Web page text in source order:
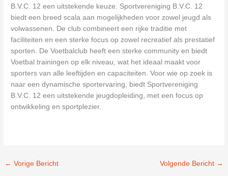
B.V.C. 12 een uitstekende keuze. Sportvereniging B.V.C. 12
biedt een breed scala aan mogelijkheden voor zowel jeugd als
volwassenen. De club combineert een rijke traditie met
faciliteiten en een sterke focus op zowel recreatief als prestatief
sporten. De Voetbalclub heeft een sterke community en biedt
Voetbal trainingen op elk niveau, wat het ideaal maakt voor
sporters van alle leeftijden en capaciteiten. Voor wie op zoek is
naar een dynamische sportervaring, biedt Sportvereniging
B.V.C. 12 een uitstekende jeugdopleiding, met een focus op
ontwikkeling en sportplezier.
← Vorige Bericht Volgende Bericht →